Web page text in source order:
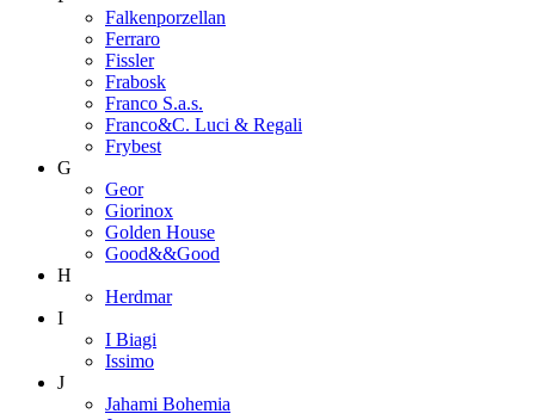
Falkenporzellan
Ferraro
Fissler
Frabosk
Franco S.a.s.
Franco&C. Luci & Regali
Frybest
G
Geor
Giorinox
Golden House
Good&&Good
H
Herdmar
I
I Biagi
Issimo
J
Jahami Bohemia